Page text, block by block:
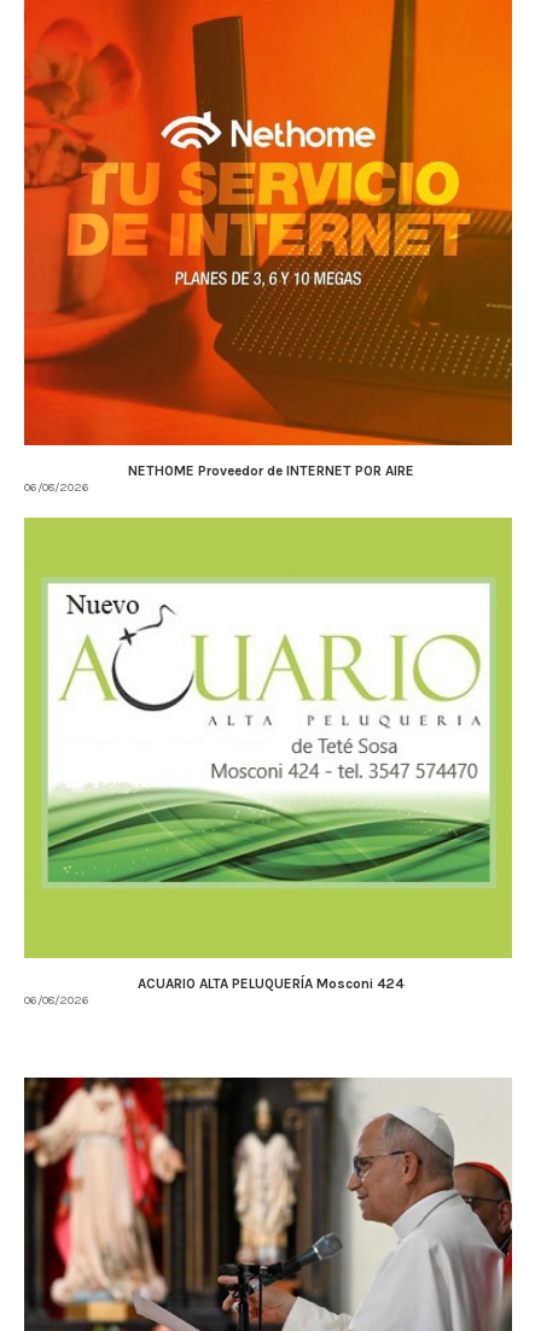
NETHOME Proveedor de INTERNET POR AIRE
06/08/2026
ACUARIO ALTA PELUQUERÍA Mosconi 424
06/08/2026